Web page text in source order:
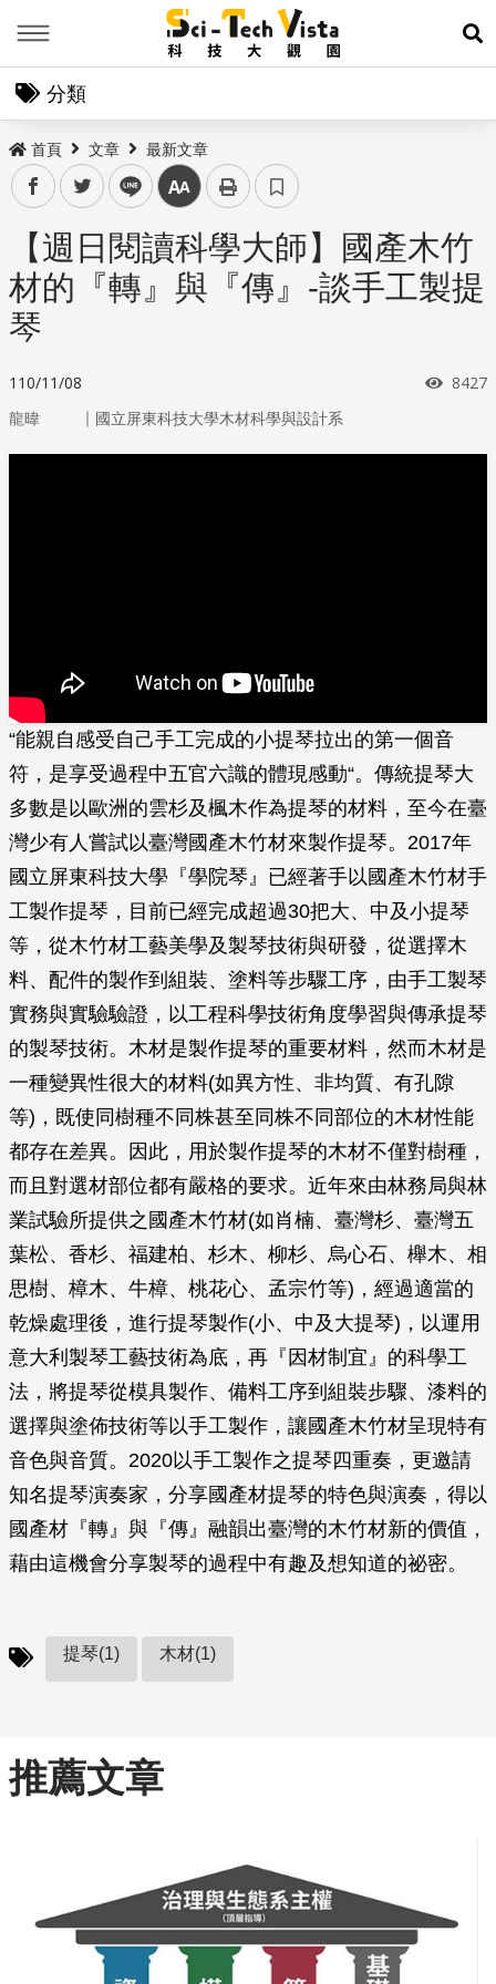
展
分類
首頁 文章 最新文章
facebooktwitter line 中
【週日閱讀科學大師】國產木竹
材的『轉』與『傳』-談手工製提
琴
110/11/08 瀏覽
8427
龍暐 ｜ 國立屏東科技大學木材科學與設計系
“能親自感受自己手工完成的小提琴拉出的第一個音
符，是享受過程中五官六識的體現感動“。傳統提琴大
多數是以歐洲的雲杉及楓木作為提琴的材料，至今在臺
灣少有人嘗試以臺灣國產木竹材來製作提琴。2017年
國立屏東科技大學『學院琴』已經著手以國產木竹材手
工製作提琴，目前已經完成超過30把大、中及小提琴
等，從木竹材工藝美學及製琴技術與研發，從選擇木
料、配件的製作到組裝、塗料等步驟工序，由手工製琴
實務與實驗驗證，以工程科學技術角度學習與傳承提琴
的製琴技術。木材是製作提琴的重要材料，然而木材是
一種變異性很大的材料(如異方性、非均質、有孔隙
等)，既使同樹種不同株甚至同株不同部位的木材性能
都存在差異。因此，用於製作提琴的木材不僅對樹種，
而且對選材部位都有嚴格的要求。近年來由林務局與林
業試驗所提供之國產木竹材(如肖楠、臺灣杉、臺灣五
葉松、香杉、福建柏、杉木、柳杉、烏心石、櫸木、相
思樹、樟木、牛樟、桃花心、孟宗竹等)，經過適當的
乾燥處理後，進行提琴製作(小、中及大提琴)，以運用
意大利製琴工藝技術為底，再『因材制宜』的科學工
法，將提琴從模具製作、備料工序到組裝步驟、漆料的
選擇與塗佈技術等以手工製作，讓國產木竹材呈現特有
音色與音質。2020以手工製作之提琴四重奏，更邀請
知名提琴演奏家，分享國產材提琴的特色與演奏，得以
國產材『轉』與『傳』融韻出臺灣的木竹材新的價值，
藉由這機會分享製琴的過程中有趣及想知道的祕密。
提琴(1) 木材(1)
推薦文章